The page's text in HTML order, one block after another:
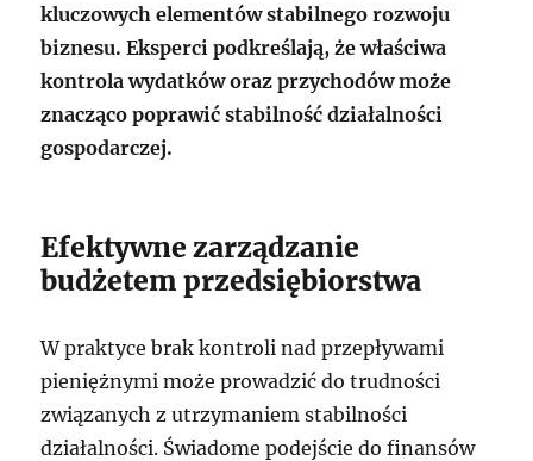
kluczowych elementów stabilnego rozwoju
biznesu. Eksperci podkreślają, że właściwa
kontrola wydatków oraz przychodów może
znacząco poprawić stabilność działalności
gospodarczej.
Efektywne zarządzanie
budżetem przedsiębiorstwa
W praktyce brak kontroli nad przepływami
pieniężnymi może prowadzić do trudności
związanych z utrzymaniem stabilności
działalności. Świadome podejście do finansów